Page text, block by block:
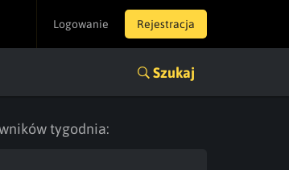
Logowanie Rejestracja
Szukaj
tygodnia: